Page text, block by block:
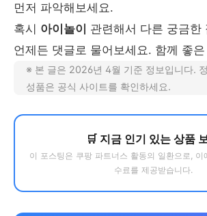
먼저 파악해보세요.
혹시 아이놀이
관련해서 다른 궁금한
언제든 댓글로 물어보세요. 함께 좋
※ 본 글은 2026년 4월 기준 정보입니다.
성품은 공식 사이트를 확인하세요.
🛒 지금 인기 있는 상품
이 포스팅은 쿠팡 파트너스 활동의 일환으로, 이
수료를 제공받습니다.